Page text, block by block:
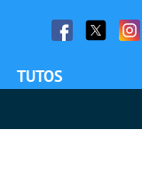
Facebook
Twitter
TUTOS